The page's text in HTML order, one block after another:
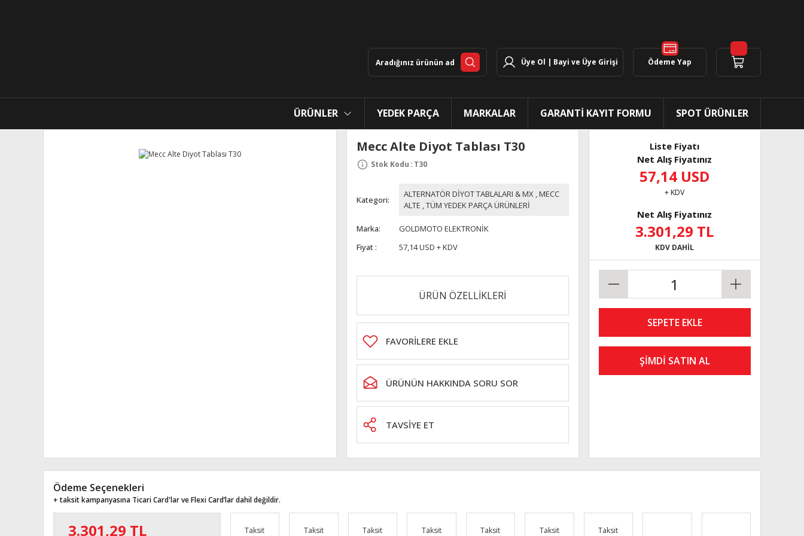
Üye Ol | Bayi ve Üye Girişi Ödeme Yap
ÜRÜNLER YEDEK PARÇA MARKALAR GARANTİ KAYIT FORMU SPOT ÜRÜNLER
Mecc Alte Diyot Tablası T30
Stok Kodu : T30
Kategori
ALTERNATÖR DİYOT TABLALARI & MX ,MECC
ALTE ,TÜM YEDEK PARÇA ÜRÜNLERİ
Marka
GOLDMOTO ELEKTRONİK
Fiyat
57,14 USD + KDV
ÜRÜN ÖZELLİKLERİ
ÜRÜNÜN HAKKINDA SORU SOR
TAVSİYE ET
Liste Fiyatı
Net Alış Fiyatınız
57,14 USD
+ KDV
Net Alış Fiyatınız
3.301,29 TL
KDV DAHİL
SEPETE EKLE
ŞİMDİ SATIN AL
Ödeme Seçenekleri
+ taksit kampanyasına Ticari Card'lar ve Flexi Card’lar dahil değildir.
3.301,29 TL
Taksit
Taksit
Taksit
Taksit
Taksit
Taksit
Taksit